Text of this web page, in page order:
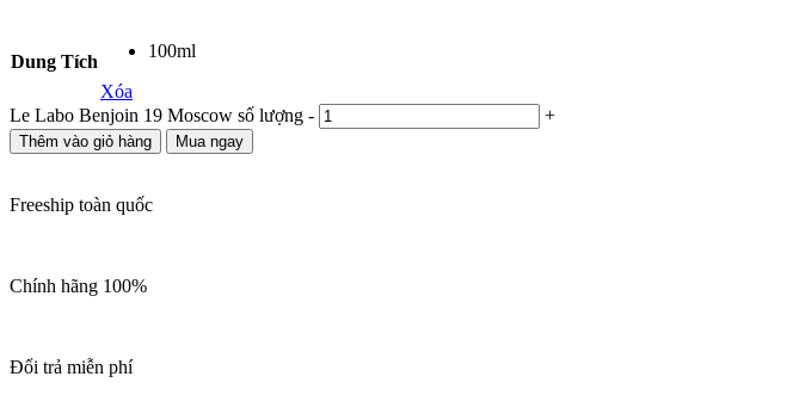
Dung Tích
100ml
Xóa
Le Labo Benjoin 19 Moscow số lượng - +
Thêm vào giỏ hàng Mua ngay
Freeship toàn quốc
Chính hãng 100%
Đổi trả miễn phí